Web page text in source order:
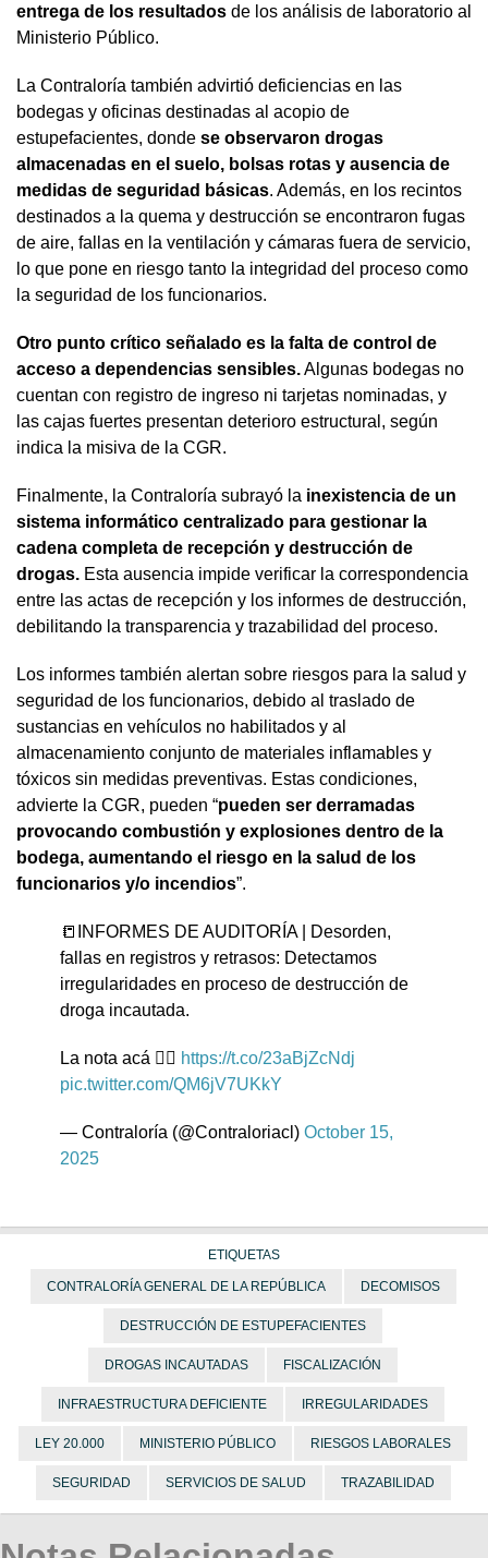
entrega de los resultados de los análisis de laboratorio al
Ministerio Público.
La Contraloría también advirtió deficiencias en las
bodegas y oficinas destinadas al acopio de
estupefacientes, donde se observaron drogas
almacenadas en el suelo, bolsas rotas y ausencia de
medidas de seguridad básicas. Además, en los recintos
destinados a la quema y destrucción se encontraron fugas
de aire, fallas en la ventilación y cámaras fuera de servicio,
lo que pone en riesgo tanto la integridad del proceso como
la seguridad de los funcionarios.
Otro punto crítico señalado es la falta de control de
acceso a dependencias sensibles.Algunas bodegas no
cuentan con registro de ingreso ni tarjetas nominadas, y
las cajas fuertes presentan deterioro estructural, según
indica la misiva de la CGR.
Finalmente, la Contraloría subrayó la inexistencia de un
sistema informático centralizado para gestionar la
cadena completa de recepción y destrucción de
drogas. Esta ausencia impide verificar la correspondencia
entre las actas de recepción y los informes de destrucción,
debilitando la transparencia y trazabilidad del proceso.
Los informes también alertan sobre riesgos para la salud y
seguridad de los funcionarios, debido al traslado de
sustancias en vehículos no habilitados y al
almacenamiento conjunto de materiales inflamables y
tóxicos sin medidas preventivas. Estas condiciones,
advierte la CGR, pueden “pueden ser derramadas
provocando combustión y explosiones dentro de la
bodega, aumentando el riesgo en la salud de los
funcionarios y/o incendios”.
📒INFORMES DE AUDITORÍA | Desorden,
fallas en registros y retrasos: Detectamos
irregularidades en proceso de destrucción de
droga incautada.
La nota acá 👉🏼 https://t.co/23aBjZcNdj
pic.twitter.com/QM6jV7UKkY
— Contraloría (@Contraloriacl) October 15,
2025
ETIQUETAS
CONTRALORÍA GENERAL DE LA REPÚBLICA DECOMISOS
DESTRUCCIÓN DE ESTUPEFACIENTES
DROGAS INCAUTADAS FISCALIZACIÓN
INFRAESTRUCTURA DEFICIENTE IRREGULARIDADES
LEY 20.000 MINISTERIO PÚBLICO RIESGOS LABORALES
SEGURIDAD SERVICIOS DE SALUD TRAZABILIDAD